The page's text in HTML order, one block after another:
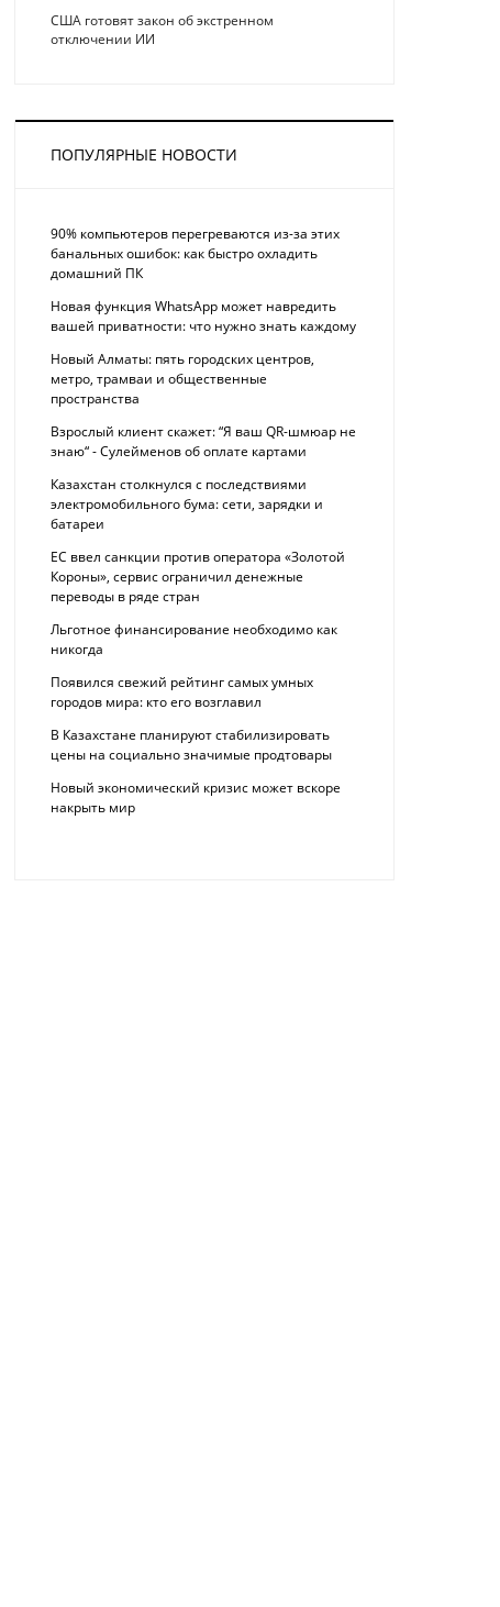
США готовят закон об экстренном
отключении ИИ
ПОПУЛЯРНЫЕ НОВОСТИ
90% компьютеров перегреваются из-за этих
банальных ошибок: как быстро охладить
домашний ПК
Новая функция WhatsApp может навредить
вашей приватности: что нужно знать каждому
Новый Алматы: пять городских центров,
метро, трамваи и общественные
пространства
Взрослый клиент скажет: “Я ваш QR-шмюар не
знаю“ - Сулейменов об оплате картами
Казахстан столкнулся с последствиями
электромобильного бума: сети, зарядки и
батареи
ЕС ввел санкции против оператора «Золотой
Короны», сервис ограничил денежные
переводы в ряде стран
Льготное финансирование необходимо как
никогда
Появился свежий рейтинг самых умных
городов мира: кто его возглавил
В Казахстане планируют стабилизировать
цены на социально значимые продтовары
Новый экономический кризис может вскоре
накрыть мир